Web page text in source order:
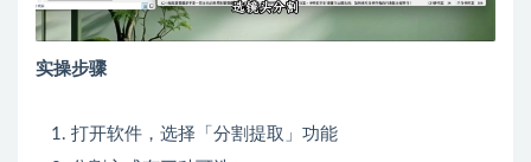
实操步骤
打开软件，选择「分割提取」功能